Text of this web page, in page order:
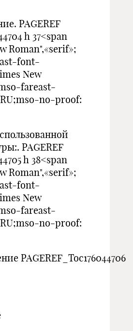
PAGEREF
h 37<span
Roman",«serif»;
font-
New
fareast-
no-proof:
PAGEREF
h 38<span
Roman",«serif»;
font-
New
fareast-
no-proof:
PAGEREF_Toc176044706